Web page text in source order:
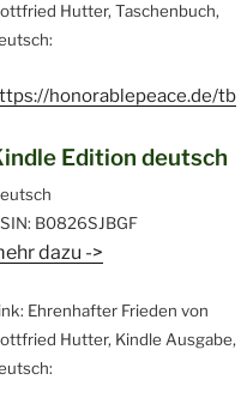
Hutter, Taschenbuch,
honorablepeace.de/tb
Edition deutsch
B0826SJBGF
dazu ->
Ehrenhafter Frieden von
Hutter, Kindle Ausgabe,